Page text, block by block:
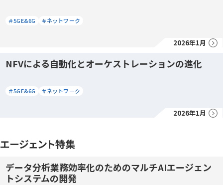
＃5GE&6G ＃ネットワーク
2026年1月
NFVによる自動化とオーケストレーションの進化
＃5GE&6G ＃ネットワーク
2026年1月
エージェント特集
データ分析業務効率化のためのマルチAIエージェン
トシステムの開発